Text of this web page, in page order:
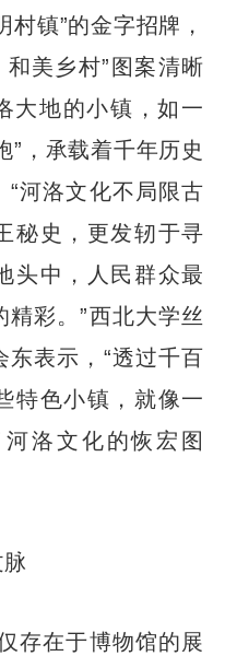
镇”的金字招牌，
美乡村”图案清晰
地的小镇，如一
”，承载着千年历史
河洛文化不局限古
秘史，更发轫于寻
头中，人民群众最
彩。”西北大学丝
表示，“透过千百
特色小镇，就像一
洛文化的恢宏图
在于博物馆的展